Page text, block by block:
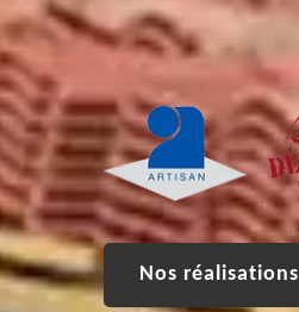
Nos réalisations